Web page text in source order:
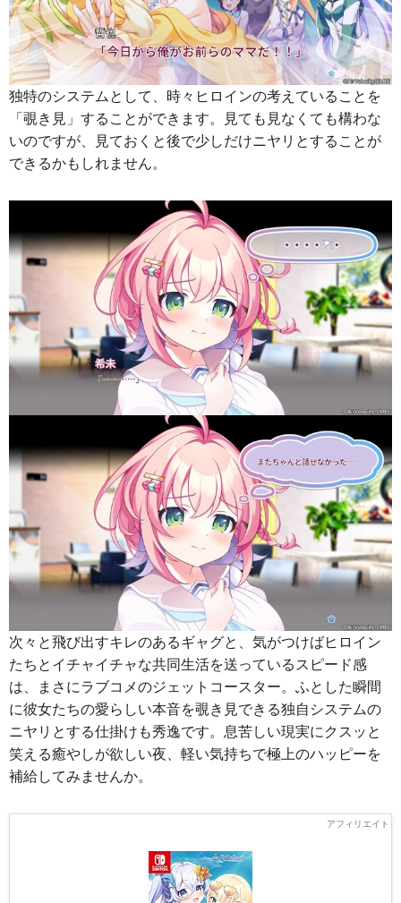
独特のシステムとして、時々ヒロインの考えていることを
「覗き見」することができます。見ても見なくても構わな
いのですが、見ておくと後で少しだけニヤリとすることが
できるかもしれません。
次々と飛び出すキレのあるギャグと、気がつけばヒロイン
たちとイチャイチャな共同生活を送っているスピード感
は、まさにラブコメのジェットコースター。ふとした瞬間
に彼女たちの愛らしい本音を覗き見できる独自システムの
ニヤリとする仕掛けも秀逸です。息苦しい現実にクスッと
笑える癒やしが欲しい夜、軽い気持ちで極上のハッピーを
補給してみませんか。